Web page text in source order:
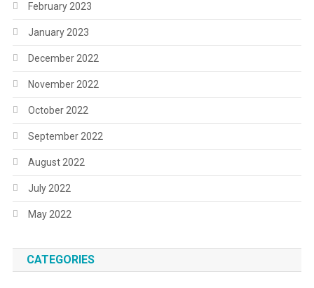
February 2023
January 2023
December 2022
November 2022
October 2022
September 2022
August 2022
July 2022
May 2022
CATEGORIES